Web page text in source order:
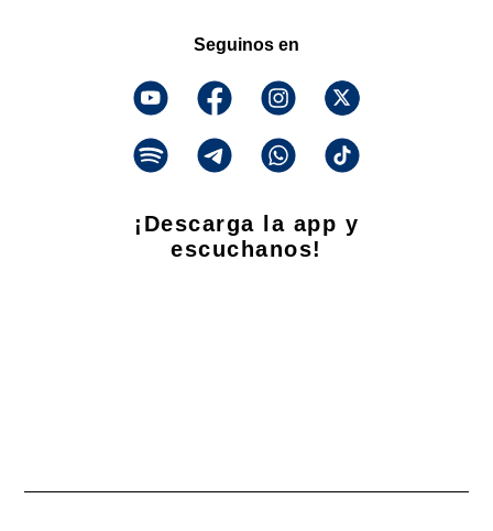
Seguinos en
¡Descarga la app y
escuchanos!